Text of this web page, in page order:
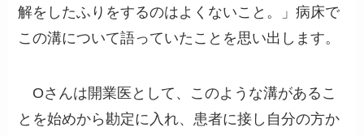
解をしたふりをするのはよくないこと。」病床で
この溝について語っていたことを思い出します。
Oさんは開業医として、このような溝があるこ
とを始めから勘定に入れ、患者に接し自分の方か